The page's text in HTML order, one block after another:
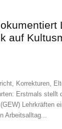
auf
Korrekturen,
Erstmals stellt
Lehrkräften
Arbeitsalltag...